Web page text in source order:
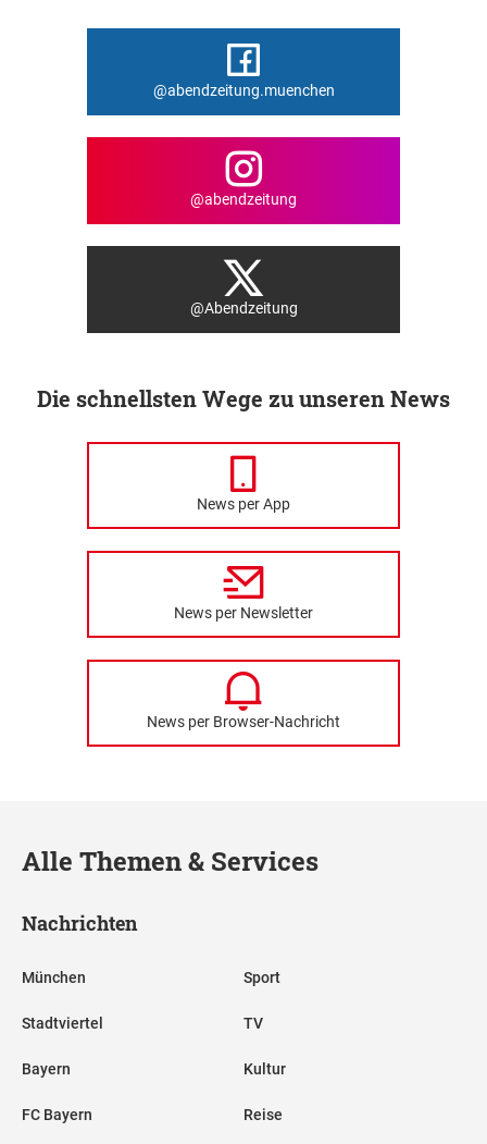
@abendzeitung.muenchen
@abendzeitung
@Abendzeitung
Die schnellsten Wege zu unseren News
News per App
News per Newsletter
News per Browser-Nachricht
Alle Themen & Services
Nachrichten
München
Stadtviertel
Bayern
FC Bayern
Sport
TV
Kultur
Reise